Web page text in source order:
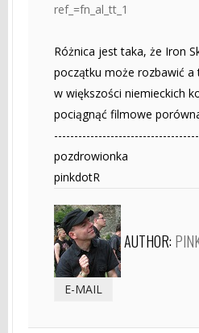
ref_=fn_al_tt_1
Różnica jest taka, że Iron
początku może rozbawić
w większości niemieckich
pociągnąć filmowe
pozdrowionka
pinkdotR
AUTHOR:
E-MAIL